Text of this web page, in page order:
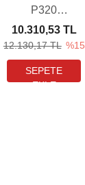
P320
XCARRY
Blowback
Havalı
Tabanca
12.130,17 TL %15
10.310,53 TL